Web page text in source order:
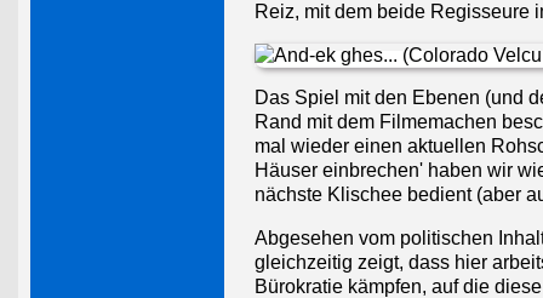
Reiz, mit dem beide Regisseure
Das Spiel mit den Ebenen (und
Rand mit dem Filmemachen
mal wieder einen aktuellen
Häuser einbrechen' haben wir
nächste Klischee bedient (aber
Abgesehen vom politischen
gleichzeitig zeigt, dass hier
Bürokratie kämpfen, auf die